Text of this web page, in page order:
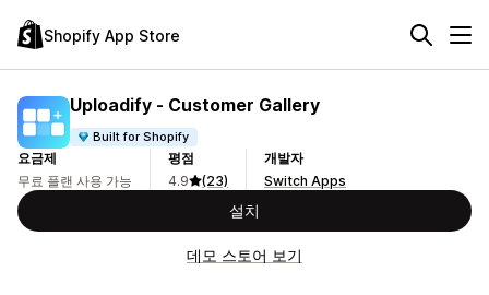
Shopify App Store
Uploadify ‑ Customer Gallery
Built for Shopify
요금제
무료 플랜 사용 가능
평점
4.9
(23)
개발자
Switch Apps
설치
데모 스토어 보기